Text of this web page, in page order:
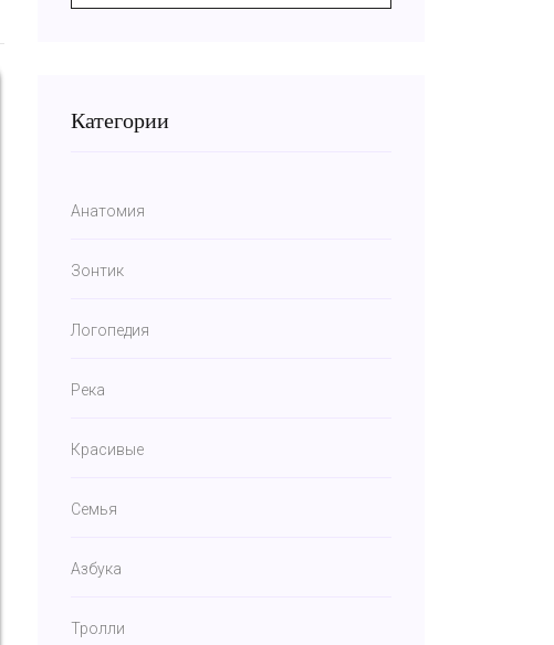
Категории
Анатомия
Зонтик
Логопедия
Река
Красивые
Семья
Азбука
Тролли